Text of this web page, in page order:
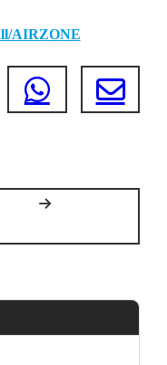
AIRZONE